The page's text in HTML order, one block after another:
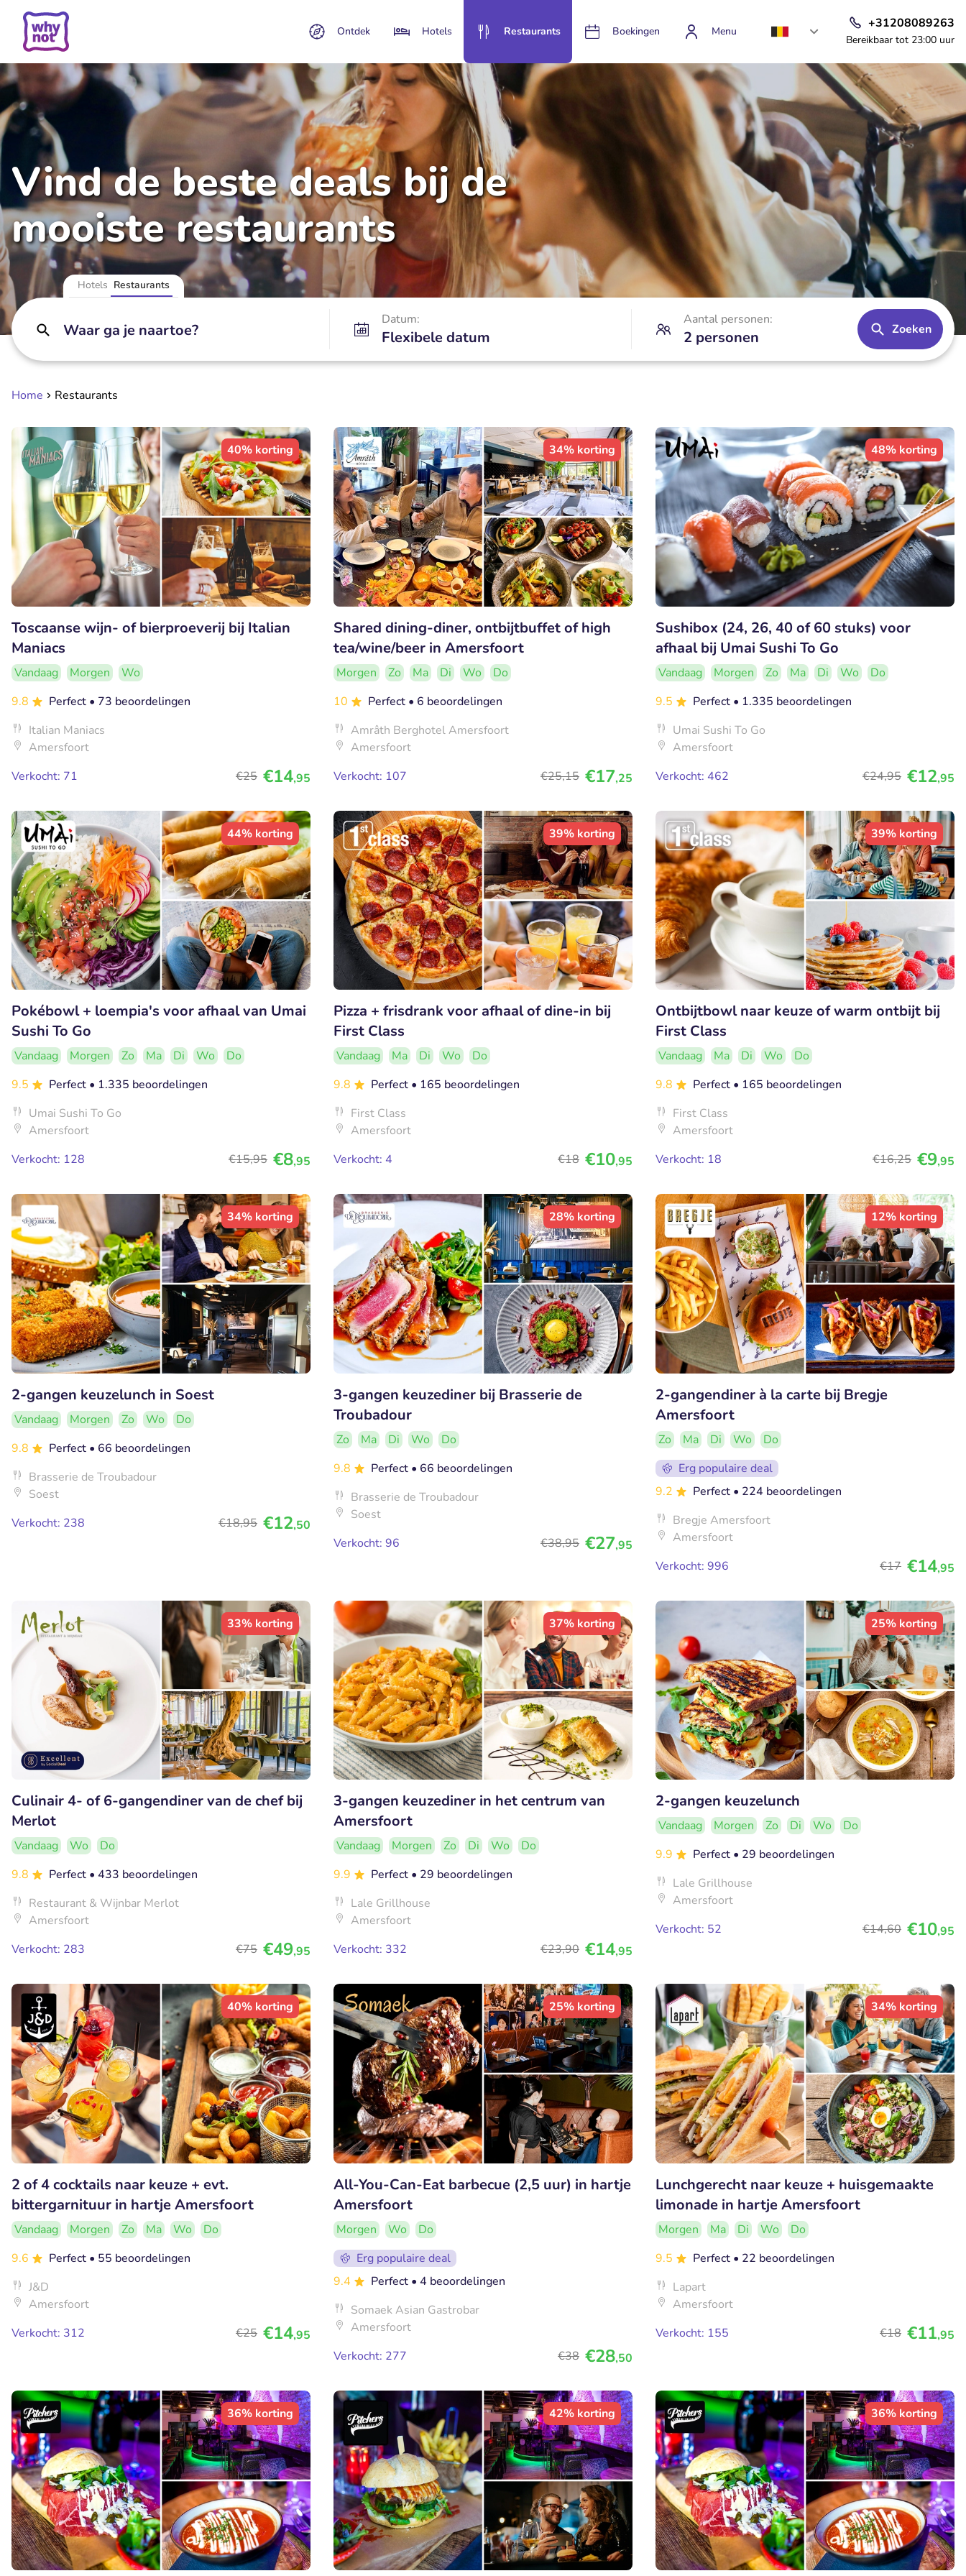
Ontdek Hotels Restaurants Boekingen Menu
+31208089263
Bereikbaar tot 23:00 uur
Vind de beste deals bij de
mooiste restaurants
Hotels Restaurants
Waar ga je naartoe?
Datum:
Flexibele datum
Aantal personen:
2 personen Zoeken
Home Restaurants
40% korting
Toscaanse wijn- of bierproeverij bij Italian
Maniacs
Vandaag Morgen
Wo
9.8
Perfect • 73 beoordelingen
Italian Maniacs
Amersfoort
Verkocht: 71
€25 €14,95
34% korting
Shared dining-diner, ontbijtbuffet of high
tea/wine/beer in Amersfoort
Morgen Zo Ma Di Wo
Do
10
Perfect • 6 beoordelingen
Amrâth Berghotel Amersfoort
Amersfoort
Verkocht: 107
€25,15 €17,25
48% korting
Sushibox (24, 26, 40 of 60 stuks) voor
afhaal bij Umai Sushi To Go
Vandaag Morgen Zo Ma Di Wo
Do
9.5
Perfect • 1.335 beoordelingen
Umai Sushi To Go
Amersfoort
Verkocht: 462
€24,95 €12,95
44% korting
Pokébowl + loempia's voor afhaal van Umai
Sushi To Go
Vandaag Morgen Zo Ma Di Wo
Do
9.5
Perfect • 1.335 beoordelingen
Umai Sushi To Go
Amersfoort
Verkocht: 128
€15,95 €8,95
39% korting
Pizza + frisdrank voor afhaal of dine-in bij
First Class
Vandaag Ma Di Wo
Do
9.8
Perfect • 165 beoordelingen
First Class
Amersfoort
Verkocht: 4
€18 €10,95
39% korting
Ontbijtbowl naar keuze of warm ontbijt bij
First Class
Vandaag Ma Di Wo
Do
9.8
Perfect • 165 beoordelingen
First Class
Amersfoort
Verkocht: 18
€16,25 €9,95
34% korting
2-gangen keuzelunch in Soest
Vandaag Morgen Zo Wo
Do
9.8
Perfect • 66 beoordelingen
Brasserie de Troubadour
Soest
Verkocht: 238
€18,95 €12,50
28% korting
3-gangen keuzediner bij Brasserie de
Troubadour
Zo Ma Di Wo
Do
9.8
Perfect • 66 beoordelingen
Brasserie de Troubadour
Soest
Verkocht: 96
€38,95 €27,95
12% korting
2-gangendiner à la carte bij Bregje
Amersfoort
Zo Ma Di Wo
Do
Erg populaire deal
9.2
Perfect • 224 beoordelingen
Bregje Amersfoort
Amersfoort
Verkocht: 996
€17 €14,95
33% korting
Culinair 4- of 6-gangendiner van de chef bij
Merlot
Vandaag Wo
Do
9.8
Perfect • 433 beoordelingen
Restaurant & Wijnbar Merlot
Amersfoort
Verkocht: 283
€75 €49,95
37% korting
3-gangen keuzediner in het centrum van
Amersfoort
Vandaag Morgen Zo Di Wo
Do
9.9
Perfect • 29 beoordelingen
Lale Grillhouse
Amersfoort
Verkocht: 332
€23,90 €14,95
25% korting
2-gangen keuzelunch
Vandaag Morgen Zo Di Wo
Do
9.9
Perfect • 29 beoordelingen
Lale Grillhouse
Amersfoort
Verkocht: 52
€14,60 €10,95
40% korting
2 of 4 cocktails naar keuze + evt.
bittergarnituur in hartje Amersfoort
Vandaag Morgen Zo Ma Wo
Do
9.6
Perfect • 55 beoordelingen
J&D
Amersfoort
Verkocht: 312
€25 €14,95
25% korting
All-You-Can-Eat barbecue (2,5 uur) in hartje
Amersfoort
Morgen Wo
Do
Erg populaire deal
9.4
Perfect • 4 beoordelingen
Somaek Asian Gastrobar
Amersfoort
Verkocht: 277
€38 €28,50
34% korting
Lunchgerecht naar keuze + huisgemaakte
limonade in hartje Amersfoort
Morgen Ma Di Wo
Do
9.5
Perfect • 22 beoordelingen
Lapart
Amersfoort
Verkocht: 155
€18 €11,95
36% korting 42% korting 36% korting